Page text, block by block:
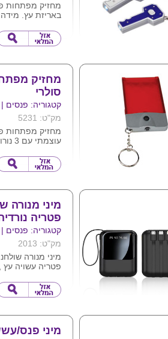
מחזיק מפתחות
מחזיק
סולרי
קטגוריה: פנסים |
מק"ט: 5231
מחזיק מפתחות
עוצמתי עם 3 נורות לד
שאינו פועל על
החיים הארוך של
מגיע בצבעים :
מיני מנורה
פטריה
קטגוריה: פנסים |
מק"ט: 2013
מיני מנורה
פטריה עשויה
טאצ' , סוללה
נטענת .
מעולה לחדרי
אווירה בחצר
מיני פנס/